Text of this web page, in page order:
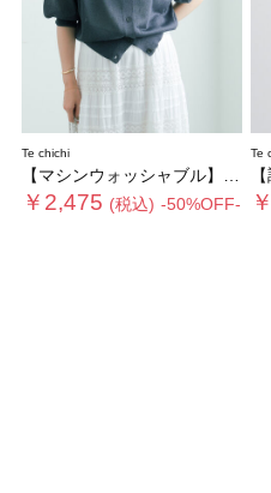
Te chichi
【マシンウォッシャブル】ラメシアー前後2WAY5分袖カーディガン《追加生産》
￥2,475 (税込) -50%OFF-
Te